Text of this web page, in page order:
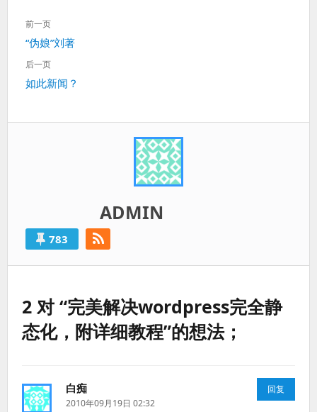
文
章
导
航
前一页
上
一
篇：
“伪娘”刘著
后一页
下
如此新闻？
ADMIN
783
2 对 “完美解决wordpress完全静
态化，附详细教程”的想法；
白痴
道：
2010年09月19日 02:32
回复